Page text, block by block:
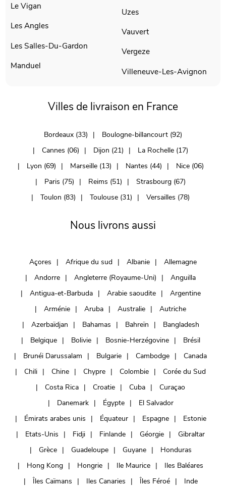
Le Vigan
Les Angles
Les Salles-Du-Gardon
Manduel
Uzes
Vauvert
Vergeze
Villeneuve-Les-Avignon
Villes de livraison en France
Bordeaux (33)
Boulogne-billancourt (92)
Cannes (06)
Dijon (21)
La Rochelle (17)
Lyon (69)
Marseille (13) Nantes (44)
Nice (06)
Paris (75)
Reims (51)
Strasbourg (67)
Toulon (83)
Toulouse (31) Versailles (78)
Nous livrons aussi
Açores Afrique du sud Albanie
Allemagne
Andorre
Angleterre (Royaume-Uni)
Anguilla
Antigua-et-Barbuda
Arabie saoudite
Argentine
Arménie
Aruba Australie
Autriche
Azerbaïdjan
Bahamas Bahreïn
Bangladesh
Belgique
Bolivie Bosnie-Herzégovine
Brésil
Brunéi Darussalam
Bulgarie Cambodge
Canada
Chili
Chine Chypre Colombie
Corée du Sud
Costa Rica
Croatie Cuba
Curaçao
Danemark
Égypte
El Salvador
Émirats arabes unis
Équateur Espagne
Estonie
Etats-Unis
Fidji Finlande Géorgie
Gibraltar
Grèce
Guadeloupe Guyane
Honduras
Hong Kong
Hongrie Ile Maurice
Iles Baléares
Îles Caïmans
Iles Canaries Îles Féroé
Inde